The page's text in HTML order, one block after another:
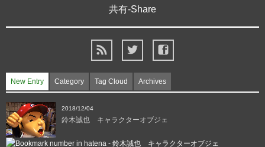
共有-Share
New Entry Category Tag Cloud Archives
2018/12/04
鈴木誠也 キャラクターオブジェ